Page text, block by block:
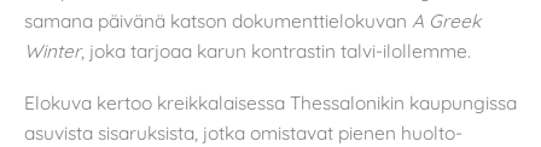
samana päivänä katson dokumenttielokuvan A Greek
Winter, joka tarjoaa karun kontrastin talvi-ilollemme.
Elokuva kertoo kreikkalaisessa Thessalonikin kaupungissa
asuvista sisaruksista, jotka omistavat pienen huolto-